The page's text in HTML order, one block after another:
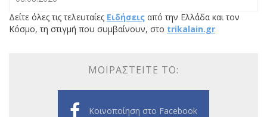
Δείτε όλες τις τελευταίες Ειδήσεις από την Ελλάδα και τον
Κόσμο, τη στιγμή που συμβαίνουν, στο trikalain.gr
ΜΟΙΡΑΣΤΕΊΤΕ ΤΟ:
Κοινοποίηση στο Facebook